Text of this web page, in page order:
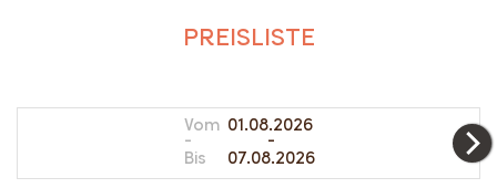
PREISLISTE
Vom
-
Bis
01.08.2026
-
07.08.2026